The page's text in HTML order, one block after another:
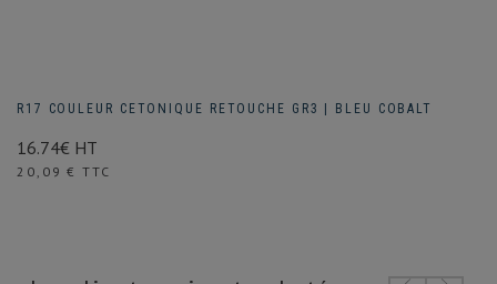
R17 COULEUR CETONIQUE RETOUCHE GR3 | BLEU COBALT
16.74€ HT
Prix
20,09 € TTC